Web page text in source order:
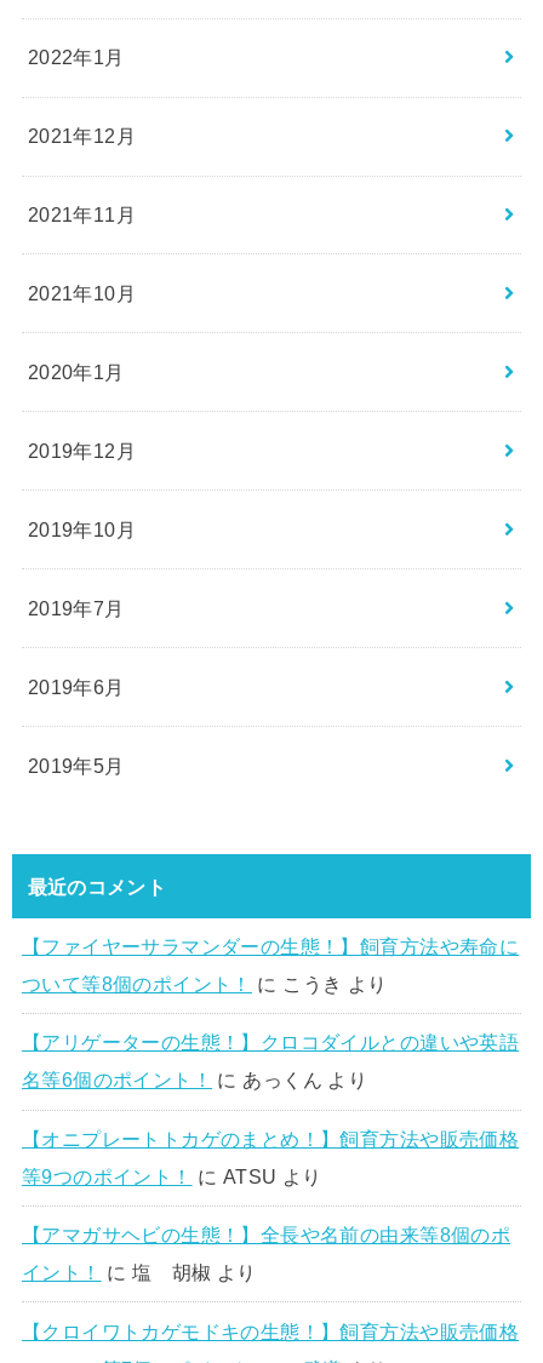
2022年1月
2021年12月
2021年11月
2021年10月
2020年1月
2019年12月
2019年10月
2019年7月
2019年6月
2019年5月
最近のコメント
【ファイヤーサラマンダーの生態！】飼育方法や寿命に
ついて等8個のポイント！
に こうき より
【アリゲーターの生態！】クロコダイルとの違いや英語
名等6個のポイント！
に あっくん より
【オニプレートトカゲのまとめ！】飼育方法や販売価格
等9つのポイント！
に ATSU より
【アマガサヘビの生態！】全長や名前の由来等8個のポ
イント！
に 塩 胡椒 より
【クロイワトカゲモドキの生態！】飼育方法や販売価格